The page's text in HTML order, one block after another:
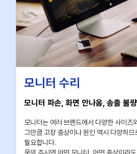
모니터 수리
모니터 파손, 화면 안나옴, 송출 불
모니터는 여러 브랜드에서 다양한 사이즈
그만큼 고장 증상이나 원인 역시 다양하므
필요합니다.